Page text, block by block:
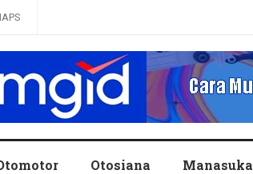
Otosiana Manasuka